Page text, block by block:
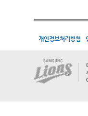
개인정보처리방침